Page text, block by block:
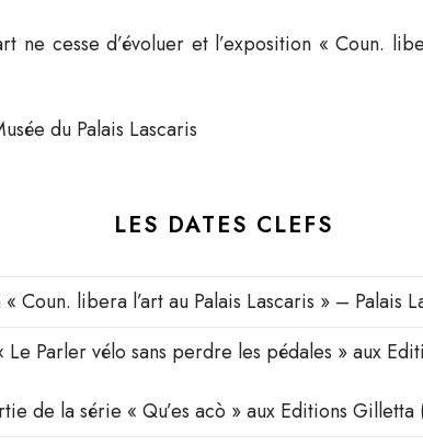
ne cesse d’évoluer et l’exposition « Coun.
du Palais Lascaris
LES DATES CLEFS
Coun. libera l’art au Palais Lascaris » – Palais
Parler vélo sans perdre les pédales » aux
de la série « Qu’es acò » aux Editions